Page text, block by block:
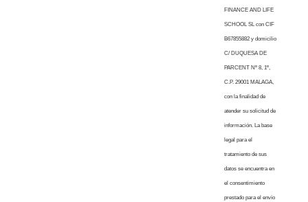
FINANCE AND LIFE
SCHOOL SL con CIF
B67855882 y domicilio
C/ DUQUESA DE
PARCENT Nº 8, 1º,
C.P. 29001 MALAGA,
con la finalidad de
atender su solicitud de
información. La base
legal para el
tratamiento de sus
datos se encuentra en
el consentimiento
prestado para el envío